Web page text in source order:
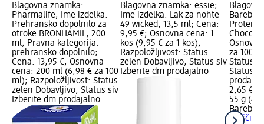
Blagovna znamka:
Pharmalife; Ime izdelka:
Prehransko dopolnilo za
otroke BRONHAMIL, 200
ml; Pravna kategorija:
prehransko dopolnilo;
Cena: 13,95 €; Osnovna
cena: 200 ml (6,98 € za 100
ml); Razpoložljivost: Status
zelen Dobavljivo, Status siv
Izberite dm prodajalno
Blagovna znamka: essie;
Ime izdelka: Lak za nohte
49 wicked, 13,5 ml; Cena:
9,95 €; Osnovna cena: 1
kos (9,95 € za 1 kos);
Razpoložljivost: Status
zelen Dobavljivo, Status siv
Izberite dm prodajalno
Choco,
za 100
Status
Status
2,65 €
55 g